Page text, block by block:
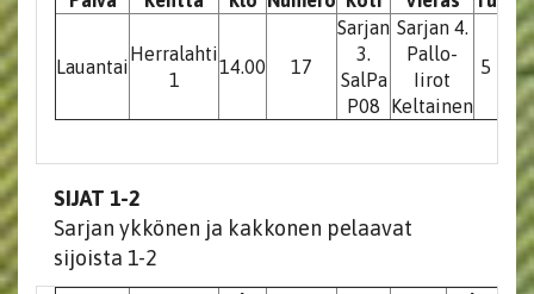
Lauantai
Herralahti
1
14.00 17
Sarjan
3.
​​​​​​​SalPa
P08
Sarjan 4.
​​​​​​​Pallo-
Iirot
Keltainen
5 - 1
SIJAT 1-2
Sarjan ykkönen ja kakkonen pelaavat
sijoista 1-2